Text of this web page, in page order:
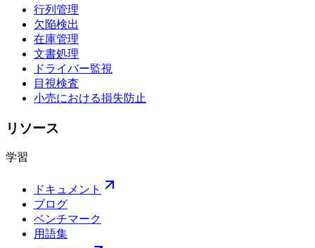
行列管理
欠陥検出
在庫管理
文書処理
ドライバー監視
目視検査
小売における損失防止
リソース
学習
ドキュメント
ブログ
ベンチマーク
用語集